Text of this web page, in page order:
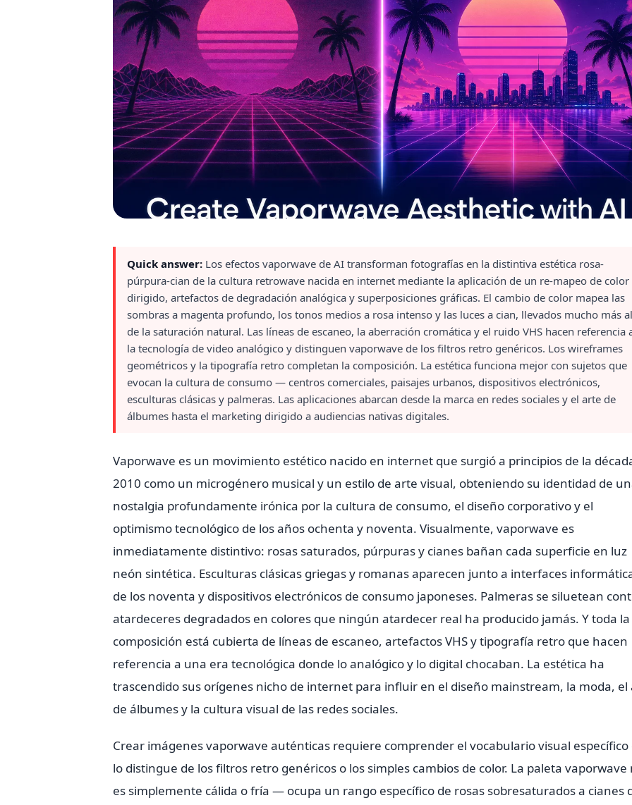
Quick answer: Los efectos vaporwave de AI transforman fotografías en la distintiva estética rosa-
púrpura-cian de la cultura retrowave nacida en internet mediante la aplicación de un re-mapeo de color
dirigido, artefactos de degradación analógica y superposiciones gráficas. El cambio de color mapea las
sombras a magenta profundo, los tonos medios a rosa intenso y las luces a cian, llevados mucho más
de la saturación natural. Las líneas de escaneo, la aberración cromática y el ruido VHS hacen referencia
la tecnología de video analógico y distinguen vaporwave de los filtros retro genéricos. Los wireframes
geométricos y la tipografía retro completan la composición. La estética funciona mejor con sujetos que
evocan la cultura de consumo — centros comerciales, paisajes urbanos, dispositivos electrónicos,
esculturas clásicas y palmeras. Las aplicaciones abarcan desde la marca en redes sociales y el arte de
álbumes hasta el marketing dirigido a audiencias nativas digitales.
Vaporwave es un movimiento estético nacido en internet que surgió a principios de la
2010 como un microgénero musical y un estilo de arte visual, obteniendo su identidad de
nostalgia profundamente irónica por la cultura de consumo, el diseño corporativo y el
optimismo tecnológico de los años ochenta y noventa. Visualmente, vaporwave es
inmediatamente distintivo: rosas saturados, púrpuras y cianes bañan cada superficie en luz
neón sintética. Esculturas clásicas griegas y romanas aparecen junto a interfaces
de los noventa y dispositivos electrónicos de consumo japoneses. Palmeras se siluetean
atardeceres degradados en colores que ningún atardecer real ha producido jamás. Y toda la
composición está cubierta de líneas de escaneo, artefactos VHS y tipografía retro que hacen
referencia a una era tecnológica donde lo analógico y lo digital chocaban. La estética ha
trascendido sus orígenes nicho de internet para influir en el diseño mainstream, la moda, el
de álbumes y la cultura visual de las redes sociales.
Crear imágenes vaporwave auténticas requiere comprender el vocabulario visual específico
lo distingue de los filtros retro genéricos o los simples cambios de color. La paleta vaporwave
es simplemente cálida o fría — ocupa un rango específico de rosas sobresaturados a cianes